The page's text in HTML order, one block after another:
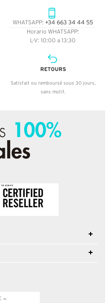
WHATSAPP: +34 663 34 44 55
Horario WHATSAPP:
L-V: 10:00 a 13:30
RETOURS
Satisfait ou remboursé sous 30 jours,
sans motif.